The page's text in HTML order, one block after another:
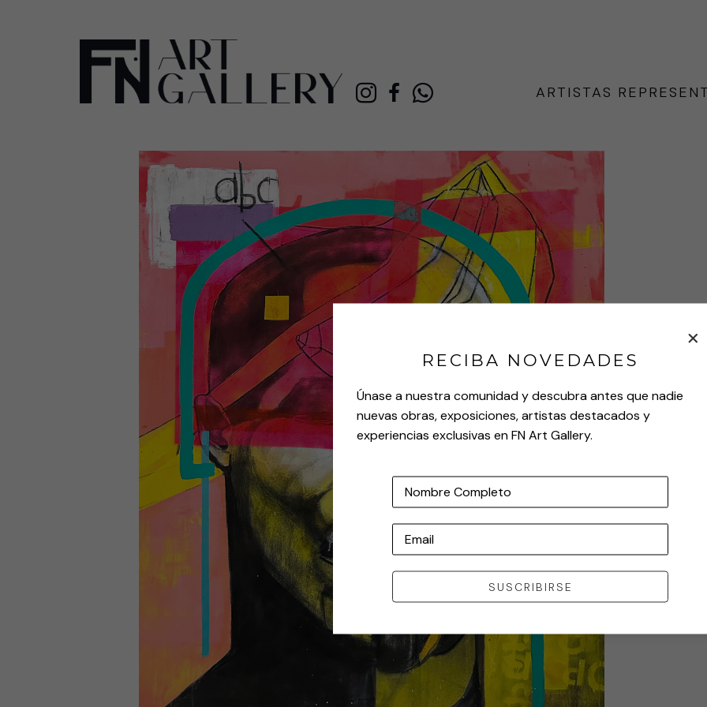
ARTISTAS
RECIBA NOVEDADES
Únase a nuestra comunidad y descubra antes que nadie
nuevas obras, exposiciones, artistas destacados y
experiencias exclusivas en FN Art Gallery.
Nombre Completo
Email
SUSCRIBIRSE